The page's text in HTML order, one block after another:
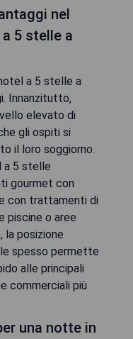
nel
5 stelle a
a 5 stelle a
Innanzitutto,
elevato di
gli ospiti si
il loro soggiorno.
a 5 stelle
gourmet con
con trattamenti di
piscine o aree
posizione
spesso permette
alle principali
commerciali più
una notte in